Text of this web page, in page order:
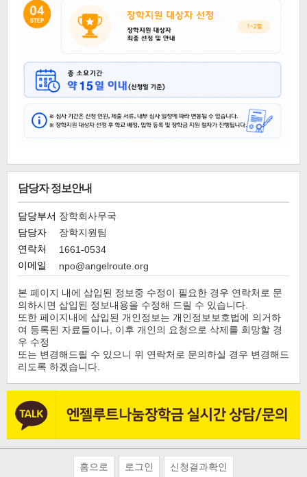
담당자 정보안내
담당부서 장학회사무국
담당자
장학지원팀
연락처
1661-0534
이메일
npo@angelroute.org
본 페이지 내에 삽입된 정보중 수정이 필요한 경우 연락처로 문
의하시면 삽입된 정보내용을 수정해 드릴 수 있습니다.
또한 페이지내에 삽입된 개인정보는 개인정보보호법에 의거하
여 등록된 자료들이나, 이후 개인의 요청으로 삭제를 희망할 경
우 수정
또는 변경해드릴 수 있으니 위 연락처로 문의하실 경우 변경해드
리도록 하겠습니다.
홈으로 로그인 신청결과확인